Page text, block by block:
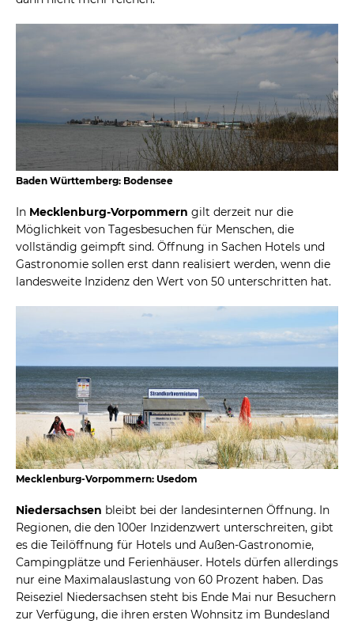
Baden Württemberg: Bodensee
In Mecklenburg-Vorpommern gilt derzeit nur die
Möglichkeit von Tagesbesuchen für Menschen, die
vollständig geimpft sind. Öffnung in Sachen Hotels und
Gastronomie sollen erst dann realisiert werden, wenn die
landesweite Inzidenz den Wert von 50 unterschritten hat.
Mecklenburg-Vorpommern: Usedom
Niedersachsen bleibt bei der landesinternen Öffnung. In
Regionen, die den 100er Inzidenzwert unterschreiten, gibt
es die Teilöffnung für Hotels und Außen-Gastronomie,
Campingplätze und Ferienhäuser. Hotels dürfen allerdings
nur eine Maximalauslastung von 60 Prozent haben. Das
Reiseziel Niedersachsen steht bis Ende Mai nur Besuchern
zur Verfügung, die ihren ersten Wohnsitz im Bundesland